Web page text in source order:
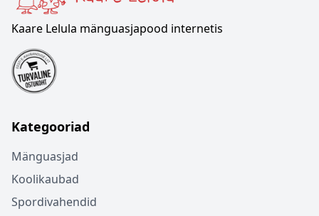
Kaare Lelula mänguasjapood internetis
Kategooriad
Mänguasjad
Koolikaubad
Spordivahendid